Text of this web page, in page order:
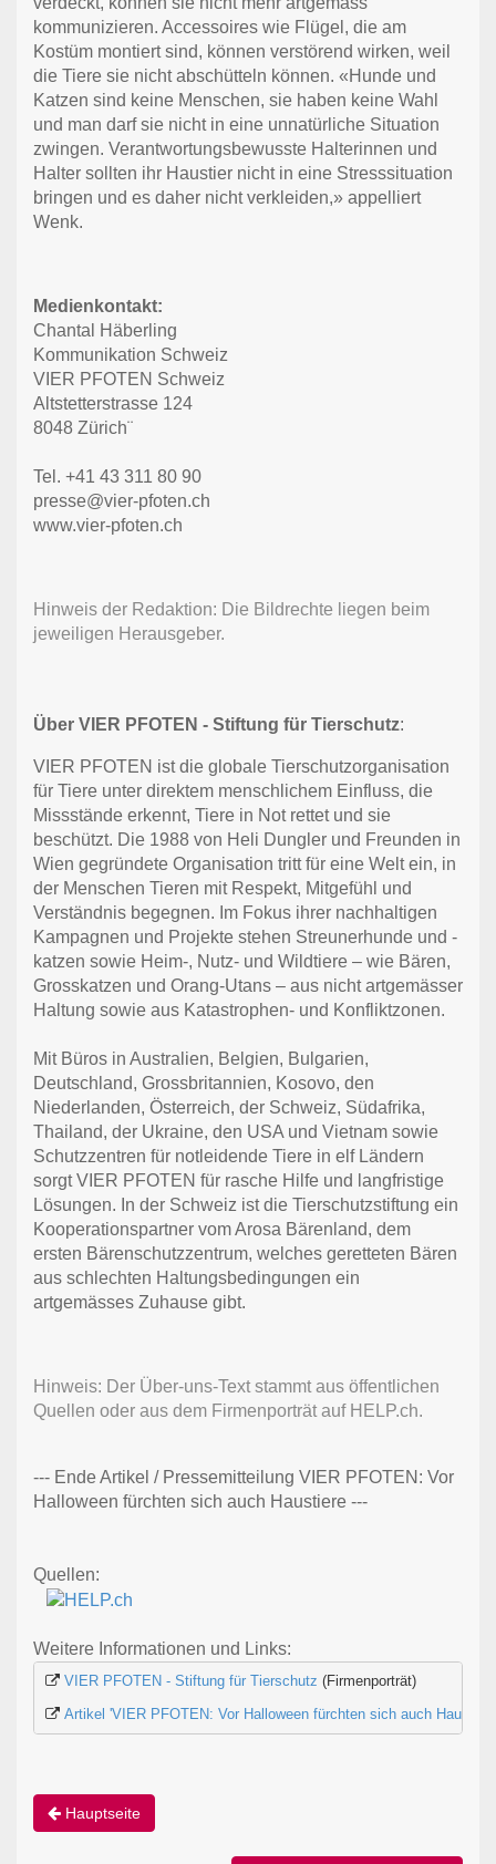
kommunizieren. Accessoires wie Flügel, die am
Kostüm montiert sind, können verstörend wirken, weil
die Tiere sie nicht abschütteln können. «Hunde und
Katzen sind keine Menschen, sie haben keine Wahl
und man darf sie nicht in eine unnatürliche Situation
zwingen. Verantwortungsbewusste Halterinnen und
Halter sollten ihr Haustier nicht in eine Stresssituation
bringen und es daher nicht verkleiden,» appelliert
Wenk.
Medienkontakt:
Chantal Häberling
Kommunikation Schweiz
VIER PFOTEN Schweiz
Altstetterstrasse 124
8048 Zürich¨
Tel. +41 43 311 80 90
presse@vier-pfoten.ch
www.vier-pfoten.ch
Hinweis der Redaktion: Die Bildrechte liegen beim
jeweiligen Herausgeber.
Über VIER PFOTEN - Stiftung für Tierschutz:
VIER PFOTEN ist die globale Tierschutzorganisation
für Tiere unter direktem menschlichem Einfluss, die
Missstände erkennt, Tiere in Not rettet und sie
beschützt. Die 1988 von Heli Dungler und Freunden in
Wien gegründete Organisation tritt für eine Welt ein, in
der Menschen Tieren mit Respekt, Mitgefühl und
Verständnis begegnen. Im Fokus ihrer nachhaltigen
Kampagnen und Projekte stehen Streunerhunde und -
katzen sowie Heim-, Nutz- und Wildtiere – wie Bären,
Grosskatzen und Orang-Utans – aus nicht artgemässer
Haltung sowie aus Katastrophen- und Konfliktzonen.
Mit Büros in Australien, Belgien, Bulgarien,
Deutschland, Grossbritannien, Kosovo, den
Niederlanden, Österreich, der Schweiz, Südafrika,
Thailand, der Ukraine, den USA und Vietnam sowie
Schutzzentren für notleidende Tiere in elf Ländern
sorgt VIER PFOTEN für rasche Hilfe und langfristige
Lösungen. In der Schweiz ist die Tierschutzstiftung ein
Kooperationspartner vom Arosa Bärenland, dem
ersten Bärenschutzzentrum, welches geretteten Bären
aus schlechten Haltungsbedingungen ein
artgemässes Zuhause gibt.
Hinweis: Der Über-uns-Text stammt aus öffentlichen
Quellen oder aus dem Firmenporträt auf HELP.ch.
--- Ende Artikel / Pressemitteilung VIER PFOTEN: Vor
Halloween fürchten sich auch Haustiere ---
Quellen:
Weitere Informationen und Links:
VIER PFOTEN - Stiftung für Tierschutz (Firmenporträt)
Artikel 'VIER PFOTEN: Vor Halloween fürchten sich auch
Hauptseite